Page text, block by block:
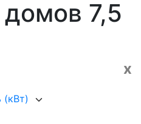
7,5
x
(кВт)